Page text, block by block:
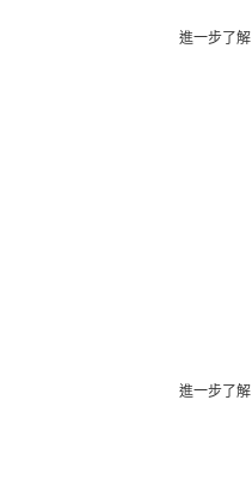
進一步了解
進一步了解